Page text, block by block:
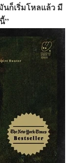
ก็เริ่มโหลแล้ว มี
”